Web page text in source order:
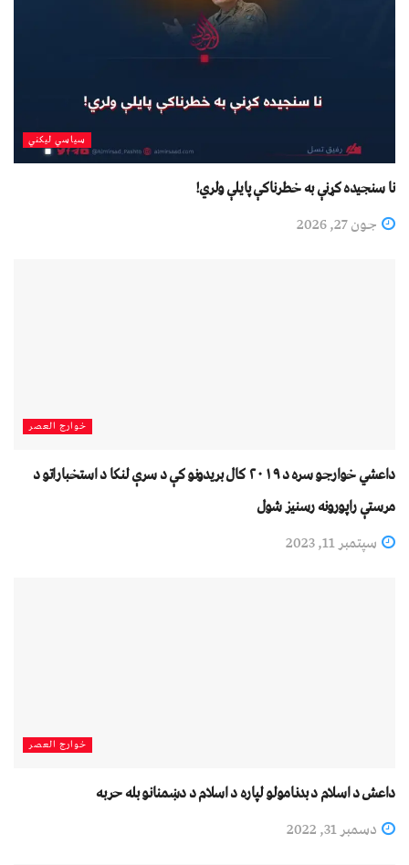
سیاسي لیکني
نا سنجیده کړنې به خطرناکې پایلې ولري!
جون 27, 2026
خوارج العصر
داعشي خوارجو سره د ۲۰۱۹ کال بریدونو کې د سرې لنکا د استخباراتو د
مرستې راپورونه رسنیز شول
سپتمبر 11, 2023
خوارج العصر
داعش د اسلام د بدنامولو لپاره د اسلام د دښمنانو بله حربه
دسمبر 31, 2022